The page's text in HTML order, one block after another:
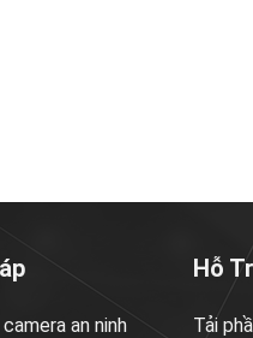
camera an ninh
Hỗ
Tải